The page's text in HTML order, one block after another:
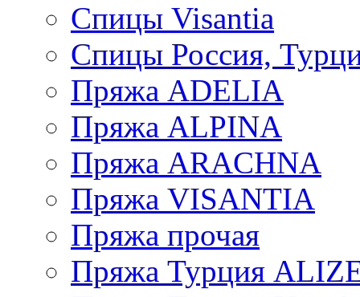
Спицы Visantia
Спицы Россия,
Пряжа ADELIA
Пряжа ALPINA
Пряжа ARACHNA
Пряжа VISANTIA
Пряжа прочая
Пряжа Турция